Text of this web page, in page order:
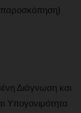
Διάγνωση και
Υπογονιμότητα